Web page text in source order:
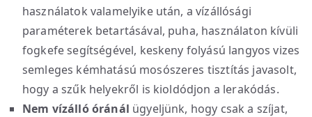
használatok valamelyike után, a vízállósági
paraméterek betartásával, puha, használaton kívüli
fogkefe segítségével, keskeny folyású langyos vizes
semleges kémhatású mosószeres tisztítás javasolt,
hogy a szűk helyekről is kioldódjon a lerakódás.
Nem vízálló óránál ügyeljünk, hogy csak a szíjat,